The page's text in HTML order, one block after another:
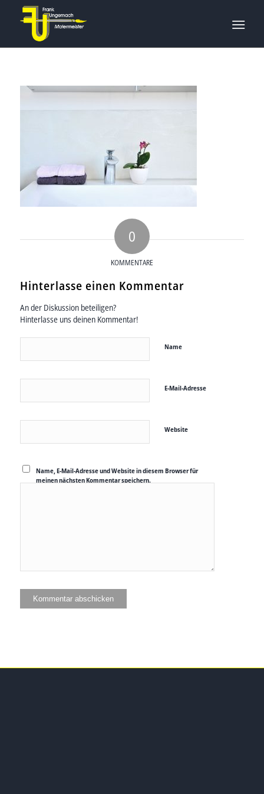
0
KOMMENTARE
Hinterlasse einen Kommentar
An der Diskussion beteiligen?
Hinterlasse uns deinen Kommentar!
Name
E-Mail-Adresse
Website
Name, E-Mail-Adresse und Website in diesem Browser für
meinen nächsten Kommentar speichern.